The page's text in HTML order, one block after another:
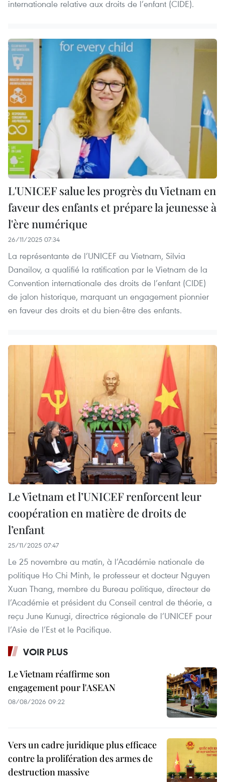
internationale relative aux droits de l’enfant (CIDE).
L'UNICEF salue les progrès du Vietnam en
faveur des enfants et prépare la jeunesse à
l'ère numérique
26/11/2025 07:34
La représentante de l’UNICEF au Vietnam, Silvia
Danailov, a qualifié la ratification par le Vietnam de la
Convention internationale des droits de l’enfant (CIDE)
de jalon historique, marquant un engagement pionnier
en faveur des droits et du bien-être des enfants.
Le Vietnam et l’UNICEF renforcent leur
coopération en matière de droits de
l’enfant
25/11/2025 07:47
Le 25 novembre au matin, à l’Académie nationale de
politique Ho Chi Minh, le professeur et docteur Nguyen
Xuan Thang, membre du Bureau politique, directeur de
l’Académie et président du Conseil central de théorie, a
reçu June Kunugi, directrice régionale de l’UNICEF pour
l’Asie de l’Est et le Pacifique.
VOIR PLUS
Le Vietnam réaffirme son
engagement pour l'ASEAN
08/08/2026 09:22
Vers un cadre juridique plus efficace
contre la prolifération des armes de
destruction massive